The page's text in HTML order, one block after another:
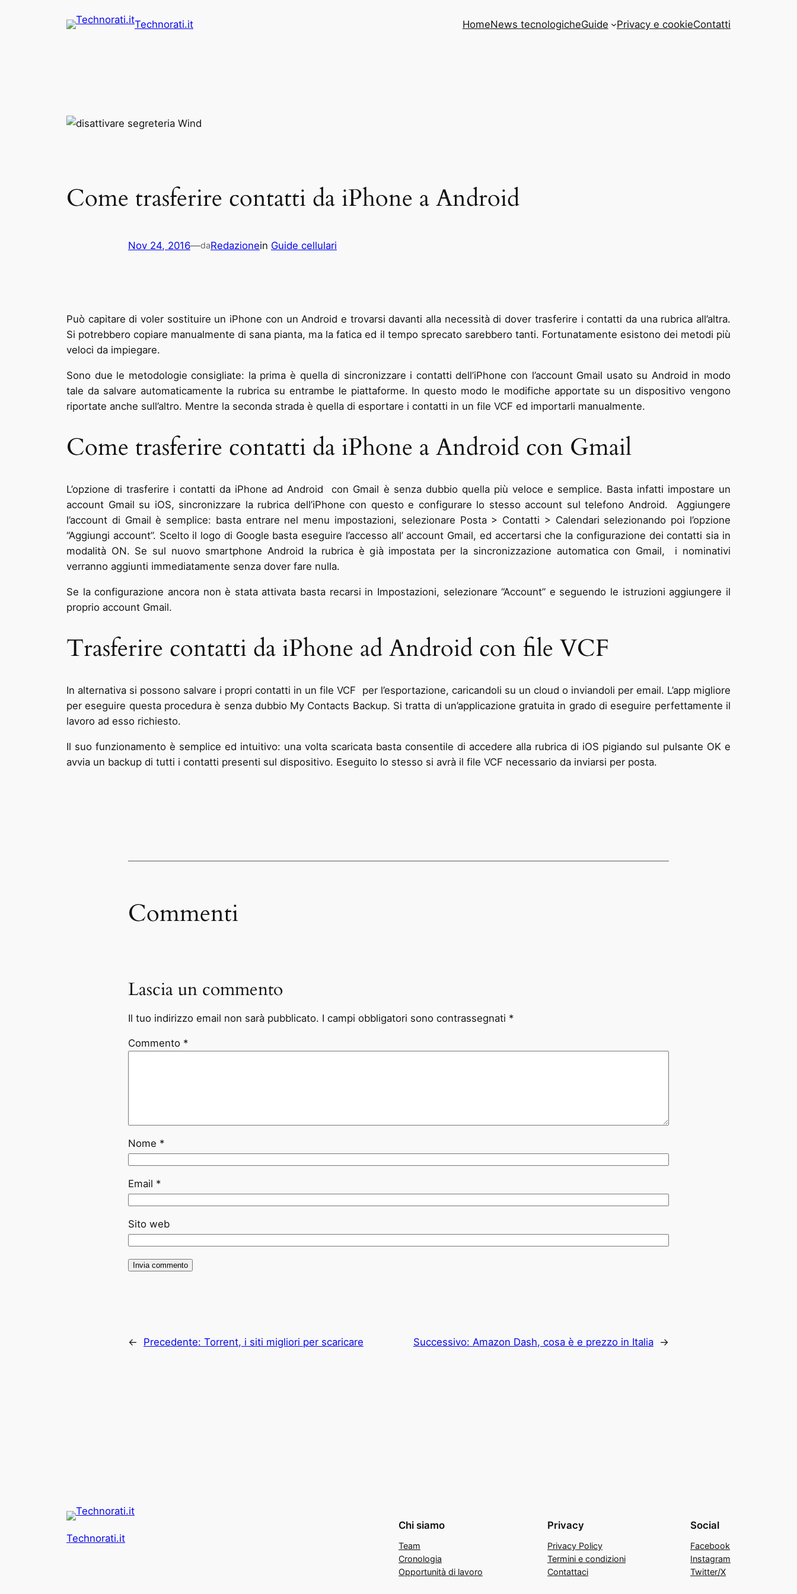
Technorati.it HomeNews tecnologicheGuide Privacy e cookieContatti
Come trasferire contatti da iPhone a Android
Nov 24, 2016—daRedazionein Guide cellulari
Può capitare di voler sostituire un iPhone con un Android e trovarsi davanti alla necessità di dover trasferire i contatti da una rubrica all’altra.
Si potrebbero copiare manualmente di sana pianta, ma la fatica ed il tempo sprecato sarebbero tanti. Fortunatamente esistono dei metodi più
veloci da impiegare.
Sono due le metodologie consigliate: la prima è quella di sincronizzare i contatti dell’iPhone con l’account Gmail usato su Android in modo
tale da salvare automaticamente la rubrica su entrambe le piattaforme. In questo modo le modifiche apportate su un dispositivo vengono
riportate anche sull’altro. Mentre la seconda strada è quella di esportare i contatti in un file VCF ed importarli manualmente.
Come trasferire contatti da iPhone a Android con Gmail
L’opzione di trasferire i contatti da iPhone ad Android con Gmail è senza dubbio quella più veloce e semplice. Basta infatti impostare un
account Gmail su iOS, sincronizzare la rubrica dell’iPhone con questo e configurare lo stesso account sul telefono Android. Aggiungere
l’account di Gmail è semplice: basta entrare nel menu impostazioni, selezionare Posta > Contatti > Calendari selezionando poi l’opzione
“Aggiungi account”. Scelto il logo di Google basta eseguire l’accesso all’ account Gmail, ed accertarsi che la configurazione dei contatti sia in
modalità ON. Se sul nuovo smartphone Android la rubrica è già impostata per la sincronizzazione automatica con Gmail, i nominativi
verranno aggiunti immediatamente senza dover fare nulla.
Se la configurazione ancora non è stata attivata basta recarsi in Impostazioni, selezionare “Account” e seguendo le istruzioni aggiungere il
proprio account Gmail.
Trasferire contatti da iPhone ad Android con file VCF
In alternativa si possono salvare i propri contatti in un file VCF per l’esportazione, caricandoli su un cloud o inviandoli per email. L’app migliore
per eseguire questa procedura è senza dubbio My Contacts Backup. Si tratta di un’applicazione gratuita in grado di eseguire perfettamente il
lavoro ad esso richiesto.
Il suo funzionamento è semplice ed intuitivo: una volta scaricata basta consentile di accedere alla rubrica di iOS pigiando sul pulsante OK e
avvia un backup di tutti i contatti presenti sul dispositivo. Eseguito lo stesso si avrà il file VCF necessario da inviarsi per posta.
Commenti
Lascia un commento
Il tuo indirizzo email non sarà pubblicato. I campi obbligatori sono contrassegnati *
Commento *
Nome *
Email *
Sito web
← Precedente: Torrent, i siti migliori per scaricare Successivo: Amazon Dash, cosa è e prezzo in Italia →
Technorati.it
Chi siamo
Team
Cronologia
Opportunità di lavoro
Privacy
Privacy Policy
Termini e condizioni
Contattaci
Social
Facebook
Instagram
Twitter/X